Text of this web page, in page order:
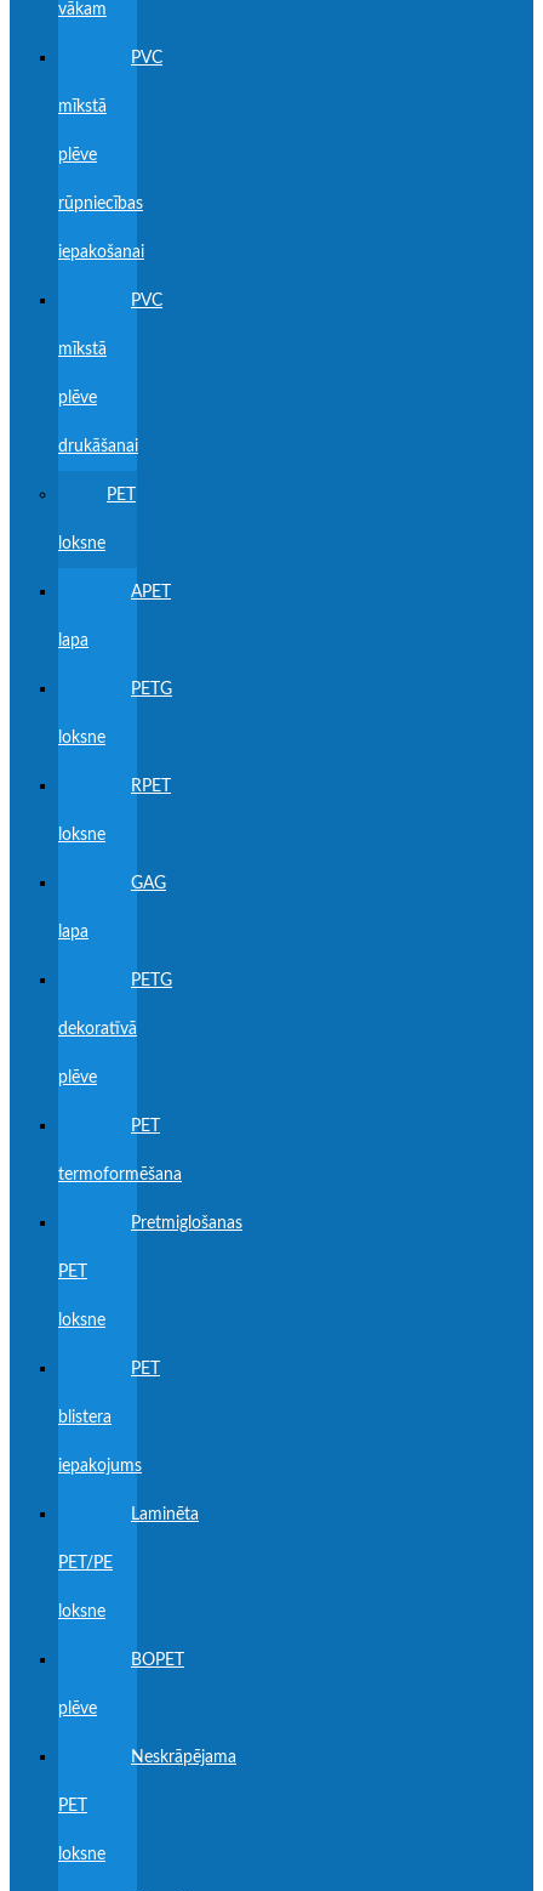
vākam
PVC
mīkstā
plēve
rūpniecības
iepakošanai
PVC
mīkstā
plēve
drukāšanai
PET
loksne
APET
lapa
PETG
loksne
RPET
loksne
GAG
lapa
PETG
dekoratīvā
plēve
PET
termoformēšana
Pretmiglošanas
PET
loksne
PET
blistera
iepakojums
Laminēta
PET/PE
loksne
BOPET
plēve
Neskrāpējama
PET
loksne